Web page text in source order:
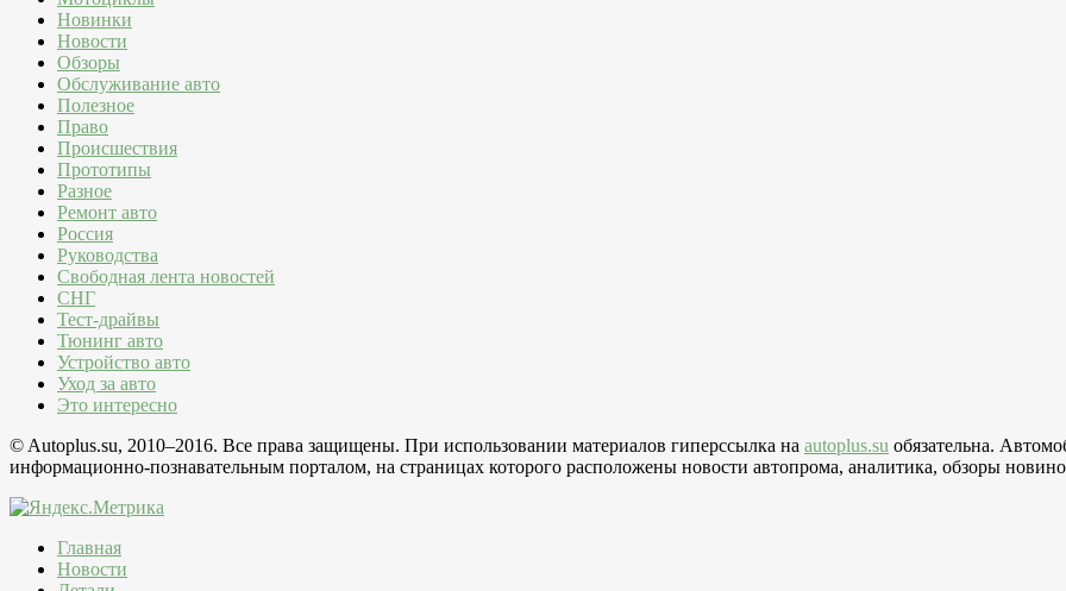
Новинки
Новости
Обзоры
Обслуживание авто
Полезное
Право
Происшествия
Прототипы
Разное
Ремонт авто
Россия
Руководства
Свободная лента новостей
СНГ
Тест-драйвы
Тюнинг авто
Устройство авто
Уход за авто
Это интересно
© Autoplus.su, 2010–2016. Все права защищены. При использовании материалов гиперссылка на autoplus.su обязательна.
информационно-познавательным порталом, на страницах которого расположены новости автопрома, аналитика, обзоры
Главная
Новости